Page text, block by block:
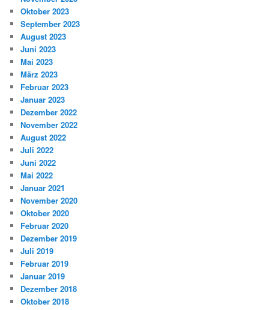
Oktober 2023
September 2023
August 2023
Juni 2023
Mai 2023
März 2023
Februar 2023
Januar 2023
Dezember 2022
November 2022
August 2022
Juli 2022
Juni 2022
Mai 2022
Januar 2021
November 2020
Oktober 2020
Februar 2020
Dezember 2019
Juli 2019
Februar 2019
Januar 2019
Dezember 2018
Oktober 2018